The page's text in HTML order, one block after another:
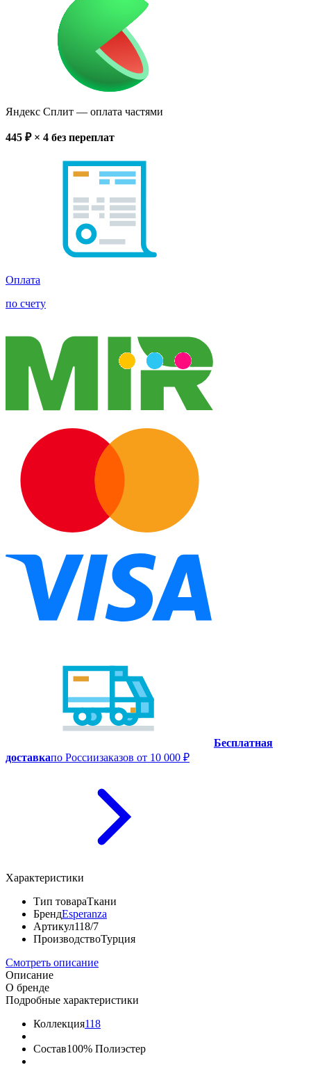
Яндекс Сплит — оплата частями
445 ₽ × 4 без переплат
Оплата
по счету
Бесплатная
доставкапо Россиизаказов от 10 000 ₽
Характеристики
Тип товараТкани
БрендEsperanza
Артикул118/7
ПроизводствоТурция
Смотреть описание
Описание
О бренде
Подробные характеристики
Коллекция118
Состав100% Полиэстер